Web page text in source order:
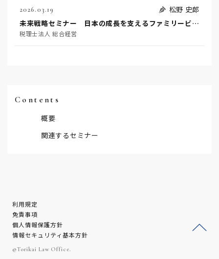
2026.03.19
松野 史郎
未来戦略セミナー 日本の成長を支えるファミリービジネス
税理士法人 総合経営
Contents
概要
関連するセミナー
利用規定
免責事項
個人情報保護方針
情報セキュリティ基本方針
©Torikai Law Office.